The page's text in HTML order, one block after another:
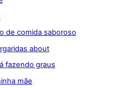
de comida saboroso
about
fazendo graus
mãe